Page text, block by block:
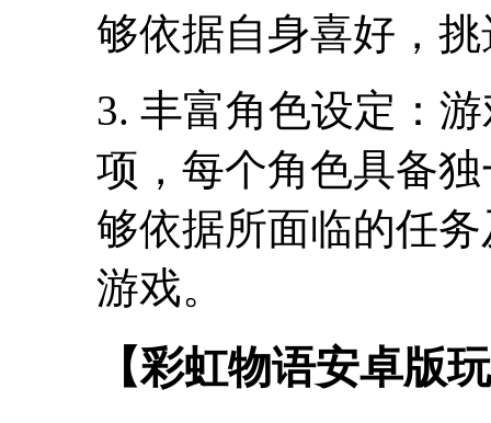
够依据自身喜好，
3. 丰富角色设定：
项，每个角色具备
够依据所面临的任
游戏。
【彩虹物语安卓版